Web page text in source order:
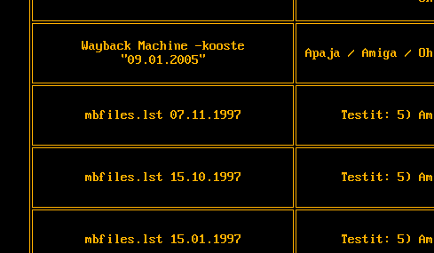
Wayback Machine -kooste
"09.01.2005"
Apaja / Amiga /
mbfiles.lst 07.11.1997 Testit: 5)
mbfiles.lst 15.10.1997 Testit: 5)
mbfiles.lst 15.01.1997 Testit: 5)